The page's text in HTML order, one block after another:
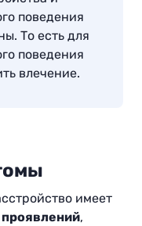
поведения
То есть для
поведения
влечение.
имеет
,